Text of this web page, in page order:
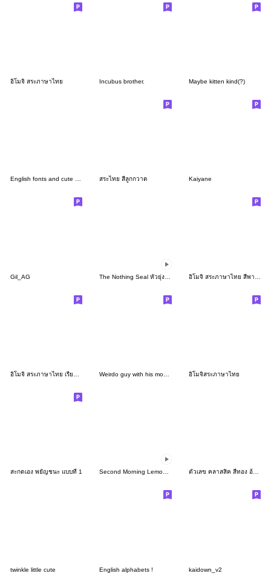
อิโมจิ สระภาษาไทย Incubus brother. Maybe kitten kind(?)
English fonts and cute mood สระไทย สีลูกกวาด Kaiyane
Gil_AG
อิโมจิสระภาษาไทย
สะกดเอง พยัญชนะ แบบที่ 1 Second Morning Lemony อิโมจิ ตัวเลข คลาสสิค สีทอง อ้วนกลม อิโมจิ
twinkle little cute English alphabets ! kaidown_v2